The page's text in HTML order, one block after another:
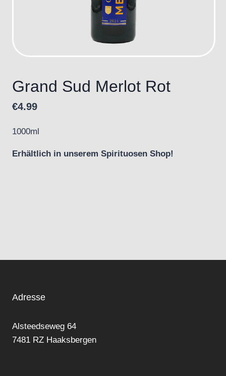
Grand Sud Merlot Rot
€4.99
1000ml
Erhältlich in unserem Spirituosen Shop!
Adresse
Alsteedseweg 64
7481 RZ Haaksbergen